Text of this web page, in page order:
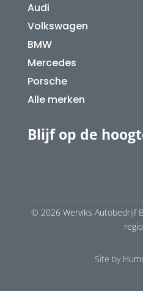
Audi
Volkswagen
BMW
Mercedes
Porsche
Alle merken
Blijf op de
© 2026 Werviks Autobedrijf
Site by